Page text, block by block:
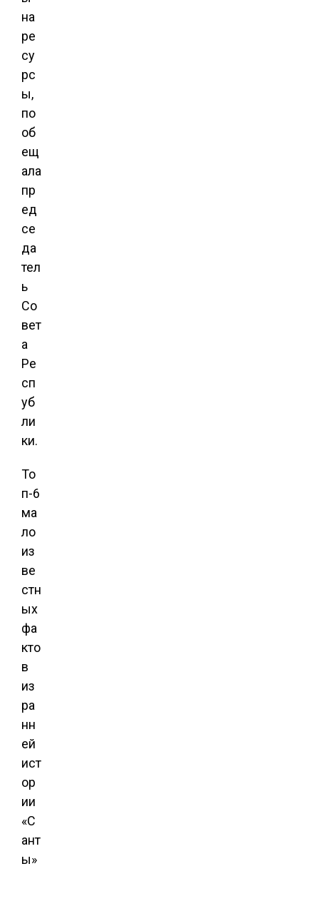
на
ре
су
рс
ы,
по
об
ещ
ала
пр
ед
се
да
тел
ь
Со
вет
а
Ре
сп
уб
ли
ки.
То
п-6
ма
ло
из
ве
стн
ых
фа
кто
в
из
ра
нн
ей
ист
ор
ии
«С
ант
ы»